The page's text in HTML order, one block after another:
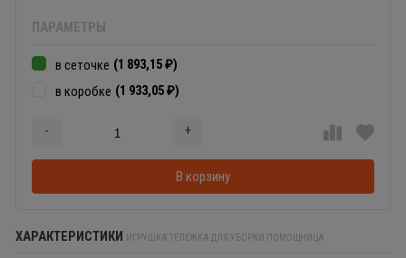
ПАРАМЕТРЫ
в сеточке (1 893,15 ₽)
в коробке (1 933,05 ₽)
- +
В корзину
ХАРАКТЕРИСТИКИ ИГРУШКА ТЕЛЕЖКА ДЛЯ УБОРКИ ПОМОЩНИЦА